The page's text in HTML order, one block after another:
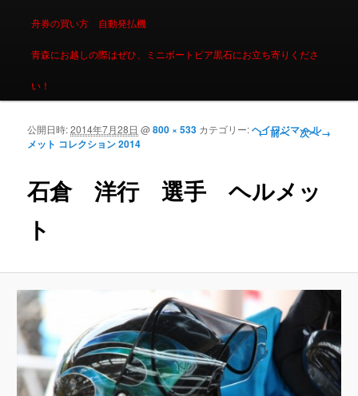
舟券の買い方 自動発払機
青森にお越しの際はぜひ、ミニボートピア黒石にお立ち寄りくださ
い！
画像ナビゲーシ
← 前へ 次へ →
石倉 洋行 選手 ヘルメッ
ト
公開日時:2014年7月28日 @800 × 533 カテゴリー:ヘイワジマ ヘル
メット コレクション 2014